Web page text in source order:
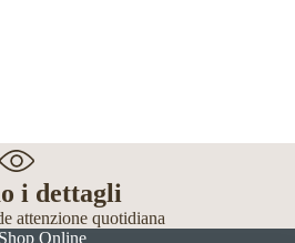
i dettagli
attenzione quotidiana
Shop Online